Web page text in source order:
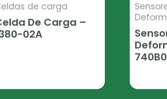
de carga
De Carga –
02A